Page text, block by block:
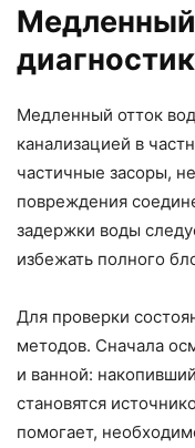
Медленный отток
канализацией в
частичные засоры,
повреждения
задержки воды
избежать полного
Для проверки
методов. Сначала
и ванной:
становятся
помогает,